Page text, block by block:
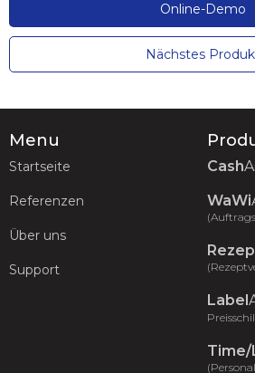
Online-Demo
Nächstes
Menu
Startseite
Referenzen
Über uns
Support
Cash
WaWi
Label
Time/